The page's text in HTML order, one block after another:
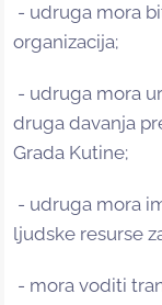
- udruga mora
organizacija;
- udruga mora
druga davanja
Grada Kutine;
- udruga mora
ljudske resurse
- mora voditi